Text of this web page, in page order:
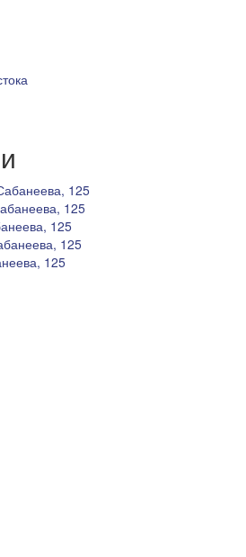
125
125
125
125
125